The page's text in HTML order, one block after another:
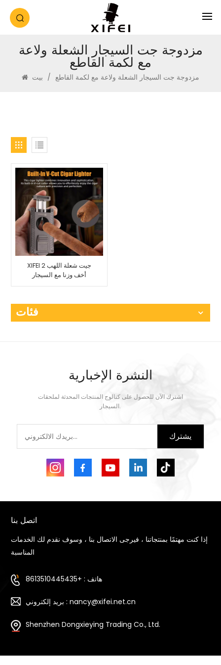
مزدوجة جت السيجار الشعلة ولاعة
مع لكمة القاطع
/ مزدوجة جت السيجار الشعلة ولاعة مع لكمة القاطع
XIFEI 2 جيت شعلة اللهب
أخف وزنا مع السيجار
Vcutter لكمة حامل رسم
فئات
النشرة الإخبارية
اشترك الآن للحصول على كتالوج المنتجات المحدثة لملحقات
السيجار.
يشترك
اتصل بنا
إذا كنت مهتمًا بمنتجاتنا ، فيرجى الاتصال بنا ، وسوف نقدم لك الخدمات
المناسبة
هاتف : +8613510445435
بريد إلكتروني : nancy@xifei.net.cn
Shenzhen Dongxieying Trading Co., Ltd.